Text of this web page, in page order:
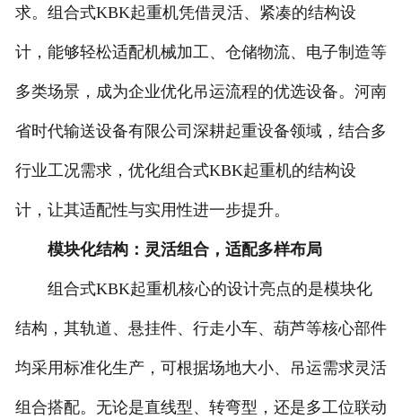
求。组合式KBK起重机凭借灵活、紧凑的结构设
计，能够轻松适配机械加工、仓储物流、电子制造等
多类场景，成为企业优化吊运流程的优选设备。河南
省时代输送设备有限公司深耕起重设备领域，结合多
行业工况需求，优化组合式KBK起重机的结构设
计，让其适配性与实用性进一步提升。
模块化结构：灵活组合，适配多样布局
组合式KBK起重机核心的设计亮点的是模块化
结构，其轨道、悬挂件、行走小车、葫芦等核心部件
均采用标准化生产，可根据场地大小、吊运需求灵活
组合搭配。无论是直线型、转弯型，还是多工位联动